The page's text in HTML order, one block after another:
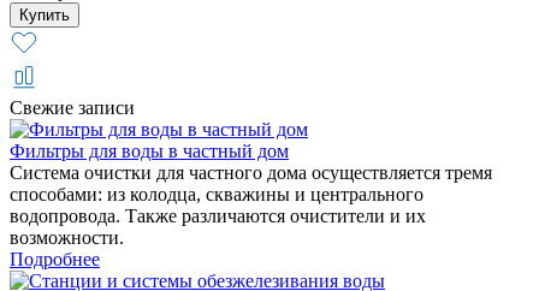
Свежие записи
Фильтры для воды в частный дом
Система очистки для частного дома осуществляется тремя
способами: из колодца, скважины и центрального
водопровода. Также различаются очистители и их
возможности.
Подробнее